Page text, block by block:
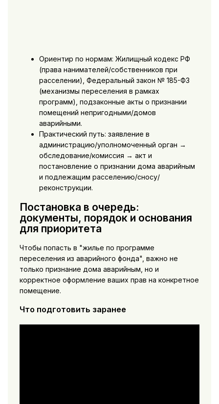
Ориентир по нормам: Жилищный кодекс РФ
(права нанимателей/собственников при
расселении), Федеральный закон № 185-ФЗ
(механизмы переселения в рамках
программ), подзаконные акты о признании
помещений непригодными/домов
аварийными.
Практический путь: заявление в
администрацию/уполномоченный орган →
обследование/комиссия → акт и
постановление о признании дома аварийным
и подлежащим расселению/сносу/
реконструкции.
Постановка в очередь:
документы, порядок и основания
для приоритета
Чтобы попасть в "жилье по программе
переселения из аварийного фонда", важно не
только признание дома аварийным, но и
корректное оформление ваших прав на конкретное
помещение.
Что подготовить заранее